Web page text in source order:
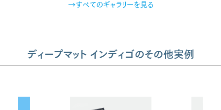
→すべてのギャラリーを見る
ディープマット インディゴのその他実例